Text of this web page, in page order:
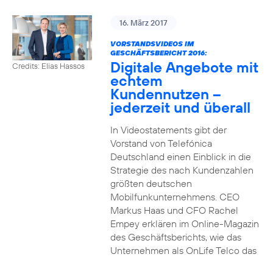
Credits: Elias Hassos
16. März 2017
VORSTANDSVIDEOS IM
GESCHÄFTSBERICHT 2016:
Digitale Angebote mit
echtem
Kundennutzen –
jederzeit und überall
In Videostatements gibt der
Vorstand von Telefónica
Deutschland einen Einblick in die
Strategie des nach Kundenzahlen
größten deutschen
Mobilfunkunternehmens. CEO
Markus Haas und CFO Rachel
Empey erklären im Online-Magazin
des Geschäftsberichts, wie das
Unternehmen als OnLife Telco das